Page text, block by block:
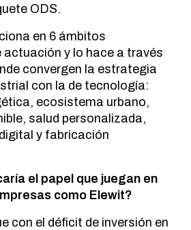
ODS.
en 6 ámbitos
actuación y lo hace a través
convergen la estrategia
con la de tecnología:
ecosistema urbano,
salud personalizada,
y fabricación
el papel que juegan en
como Elewit?
con el déficit de inversión en